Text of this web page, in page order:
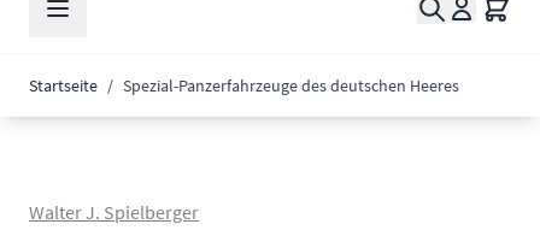
Suche
Startseite / Spezial-Panzerfahrzeuge des deutschen Heeres
Walter J. Spielberger